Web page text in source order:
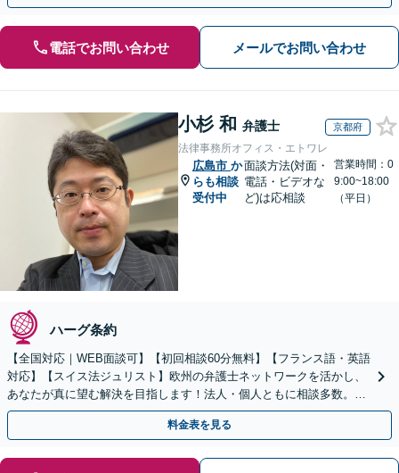
電話でお問い合わせ メールでお問い合わせ
小杉 和 弁護士 京都府
法律事務所オフィス・エトワレ
広島市 か
らも相談
受付中
面談方法(対面・
電話・ビデオな
ど)は応相談
営業時間：0
9:00~18:00
（平日）
ハーグ条約
【全国対応｜WEB面談可】【初回相談60分無料】【フランス語・英語
対応】【スイス法ジュリスト】欧州の弁護士ネットワークを活かし、
あなたが真に望む解決を目指します！法人・個人ともに相談多数。細
やかな連絡と粘り強い交渉を徹底【休日・夜間相談可】
料金表を見る